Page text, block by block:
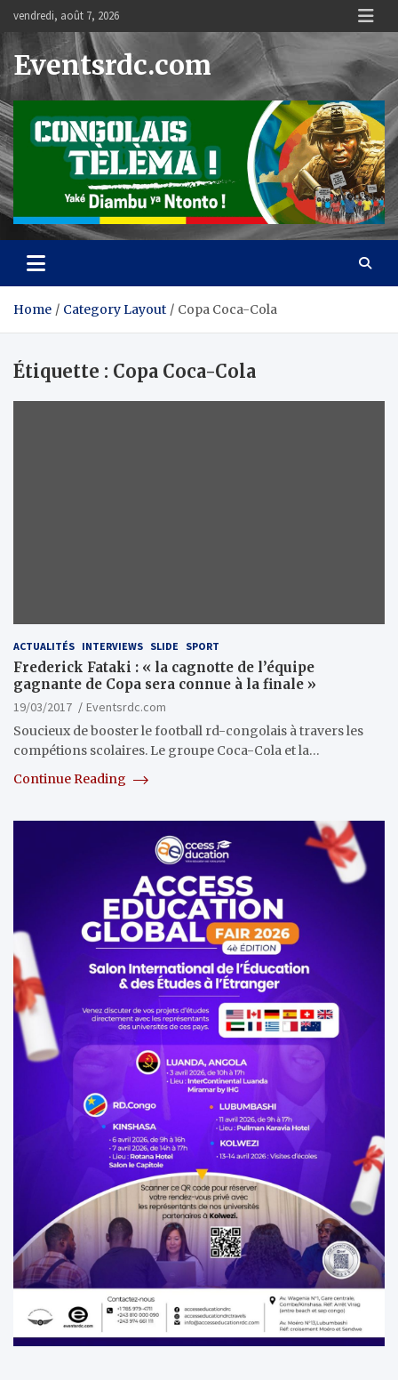
content
vendredi, août 7, 2026
Eventsrdc.com
Home Category Layout Copa Coca-Cola
Étiquette : Copa Coca-Cola
ACTUALITÉS INTERVIEWS SLIDE SPORT
Frederick Fataki : « la cagnotte de l’équipe
gagnante de Copa sera connue à la finale »
19/03/2017
Eventsrdc.com
Soucieux de booster le football rd-congolais à travers les
compétions scolaires. Le groupe Coca-Cola et la…
Continue Reading